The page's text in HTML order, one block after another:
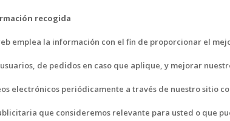
recogida
emplea la información con el fin de proporcionar el
de pedidos en caso que aplique, y mejorar
electrónicos periódicamente a través de nuestro sitio
que consideremos relevante para usted o que